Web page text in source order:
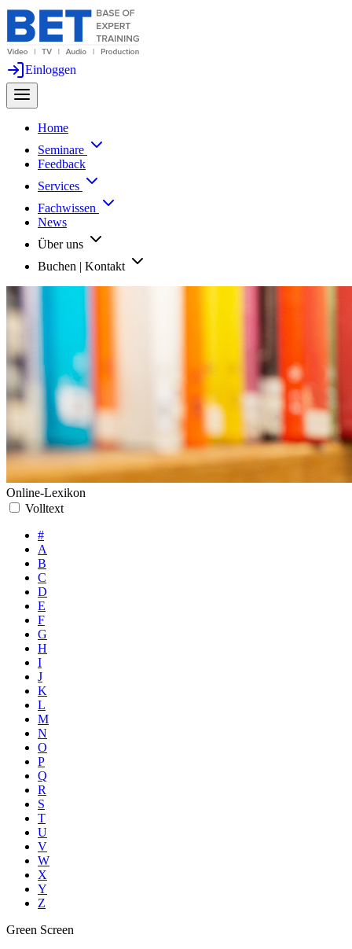
Einloggen
Home
Seminare
Feedback
Services
Fachwissen
News
Über uns
Buchen | Kontakt
Online-Lexikon
Volltext
#
A
B
C
D
E
F
G
H
I
J
K
L
M
N
O
P
Q
R
S
T
U
V
W
X
Y
Z
Green Screen